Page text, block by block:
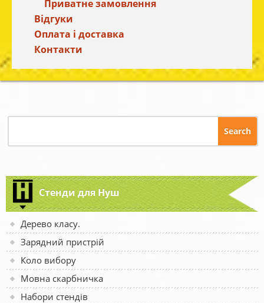
Приватне замовлення
Відгуки
Оплата і доставка
Контакти
Стенди для Нуш
Дерево класу.
Зарядний пристрій
Коло вибору
Мовна скарбничка
Набори стендів